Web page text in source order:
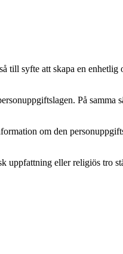
till syfte att skapa en
På
om den
eller religiös tro